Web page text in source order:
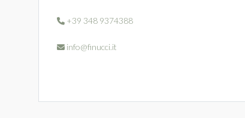
+39 348 9374388
info@finucci.it